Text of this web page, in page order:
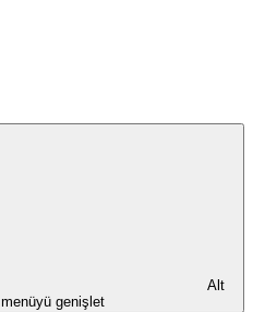
Alt
menüyü genişlet